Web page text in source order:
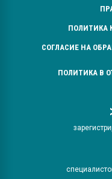
ПОЛИТИКА
СОГЛАСИЕ НА
ПОЛИТИКА В